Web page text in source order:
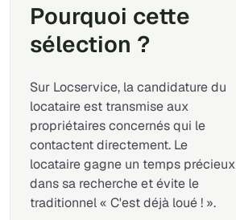
Pourquoi cette
sélection ?
Sur Locservice, la candidature du
locataire est transmise aux
propriétaires concernés qui le
contactent directement. Le
locataire gagne un temps précieux
dans sa recherche et évite le
traditionnel « C'est déjà loué ! ».